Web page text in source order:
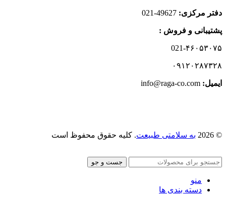
دفتر مرکزی:
پشتیبانی و فروش :
021-۴۶۰۵۳۰۷۵
۰۹۱۲۰۲۸۷۳۲۸
ایمیل:‌
© 2026 به سلامتی طبیعت. کلیه حقوق محفوظ است
جست و جو
منو
دسته بندی ها